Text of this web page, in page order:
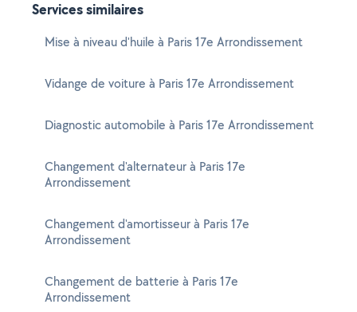
Services similaires
Mise à niveau d'huile à Paris 17e Arrondissement
Vidange de voiture à Paris 17e Arrondissement
Diagnostic automobile à Paris 17e Arrondissement
Changement d'alternateur à Paris 17e
Arrondissement
Changement d'amortisseur à Paris 17e
Arrondissement
Changement de batterie à Paris 17e
Arrondissement